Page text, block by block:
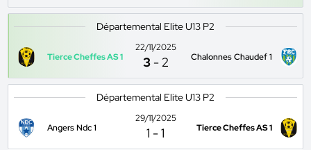
Départemental Elite U13 P2
Tierce Cheffes AS 1
22/11/2025
3 -2 Chalonnes Chaudef 1
Départemental Elite U13 P2
Angers Ndc 1
29/11/2025
1 -1 Tierce Cheffes AS 1